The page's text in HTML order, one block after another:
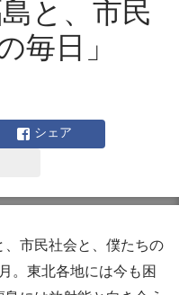
と、市民
毎日」
シェア
市民社会と、僕たちの
。東北各地には今も困